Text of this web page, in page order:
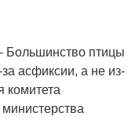
Большинство птицы
асфиксии, а не из-
комитета